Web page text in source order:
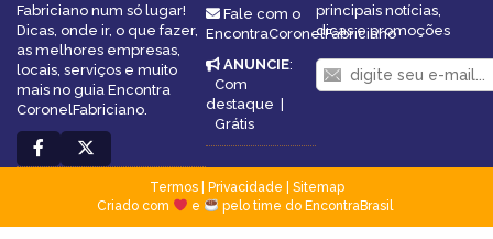
Fabriciano num só lugar!
Dicas, onde ir, o que fazer,
as melhores empresas,
locais, serviços e muito
mais no guia Encontra
CoronelFabriciano.
Fale com o
EncontraCoronelFabriciano
ANUNCIE:
Com
destaque |
Grátis
principais notícias,
dicas e promoções
Termos| Privacidade
Sitemap
Criado com
e pelo time do EncontraBrasil